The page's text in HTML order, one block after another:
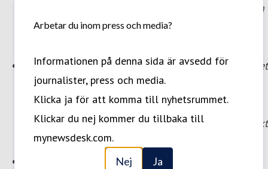
Arbetar du inom press och media?
Informationen på denna sida är avsedd för
journalister, press och media.
Klicka ja för att komma till nyhetsrummet.
Klickar du nej kommer du tillbaka till
mynewsdesk.com.
Nej Ja
som
utvärderade effekt och säkerhet av risankizumab
I båda studierna uppfylldes det primära effektmåttet
för klinisk remission och de viktigaste sekundära
effektmåtten inklusive endoskopisk förbättring
samt läkning av slemhinnan, sett både endoskopiskt
och histologiskt1-2
Ulcerös kolit är en kronisk, immunmedierad